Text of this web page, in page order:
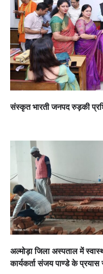
संस्कृत भारती जनपद रुड़की
अल्मोड़ा जिला अस्पताल में
कार्यकर्ता संजय पाण्डे के प्रयास